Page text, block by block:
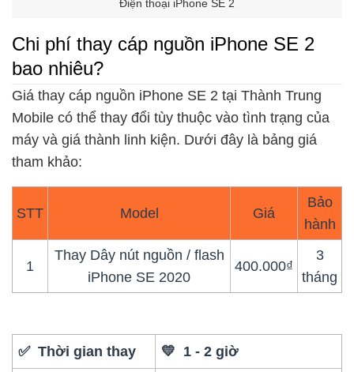
Điện thoại iPhone SE 2
Chi phí thay cáp nguồn iPhone SE 2
bao nhiêu?
Giá thay cáp nguồn iPhone SE 2 tại Thành Trung
Mobile có thể thay đổi tùy thuộc vào tình trạng của
máy và giá thành linh kiện. Dưới đây là bảng giá
tham khảo:
STT Model Giá
Bảo
hành
1
Thay Dây nút nguồn / flash
iPhone SE 2020
400.000₫
3
tháng
✅ Thời gian thay 💛 1 - 2 giờ